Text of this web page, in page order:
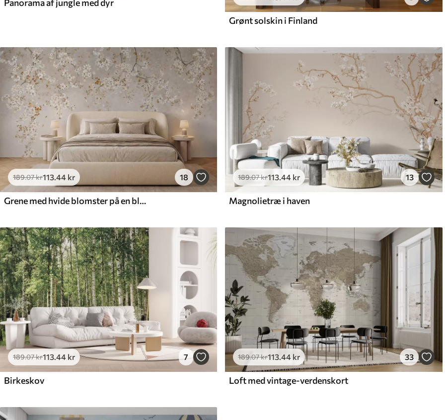
Panorama af jungle med dyr
Grønt solskin i Finland
189.07kr113 .44 kr 18
Grene med hvide blomster på en blød beige baggrund
189.07kr113 .44 kr 13
Magnolietræ i haven
189.07kr113.44 kr 7
Birkeskov
189.07kr113.44 kr 33
Loft med vintage-verdenskort